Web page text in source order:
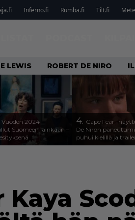
Inferno.fi Rumba.fi Tilt.fi
LEWIS ROBERT DE NIRO
Vuoden 2024
Suomeen lainkaan –
4. Cape Fear -
De Niron
puhui kielillä ja